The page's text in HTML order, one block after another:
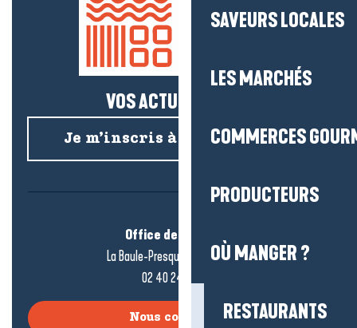
SAVEURS LOCALES
LES MARCHÉS
COMMERCES
PRODUCTEURS
OÙ MANGER ?
RESTAURANTS
VOS ACTUS SALÉES !
Je m’inscris à la newsletter
Office de tourisme
La Baule-Presqu’île de Guérande
02 40 24 34 44
Nous contacter